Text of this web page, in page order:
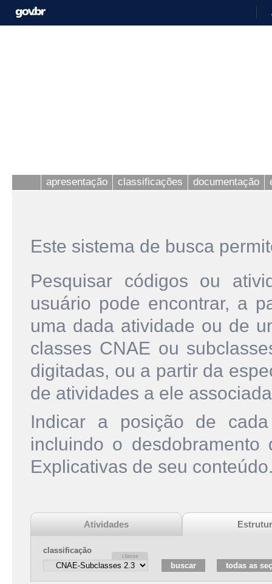
apresentação classificações documentação
Este sistema de busca
Pesquisar códigos ou
usuário pode encontrar, a
uma dada atividade ou de
classes CNAE ou
digitadas, ou a partir da
de atividades a ele
Indicar a posição de
incluindo o
Explicativas de seu
Atividades
classificação